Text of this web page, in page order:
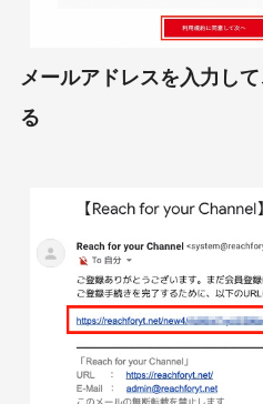
メールアドレスを入力し
る